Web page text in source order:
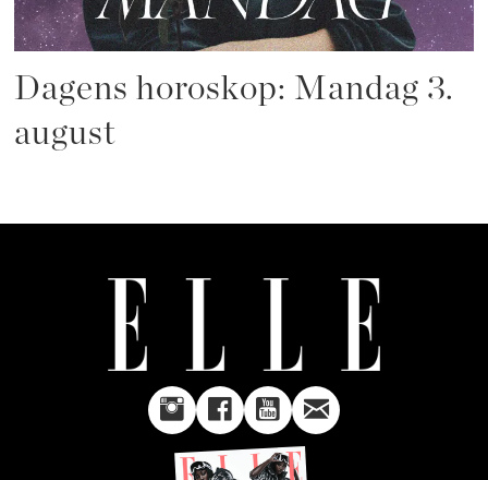
Dagens horoskop: Mandag 3.
august